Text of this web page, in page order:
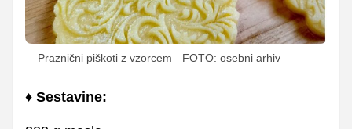
Praznični piškoti z vzorcem FOTO: osebni arhiv
♦ Sestavine: